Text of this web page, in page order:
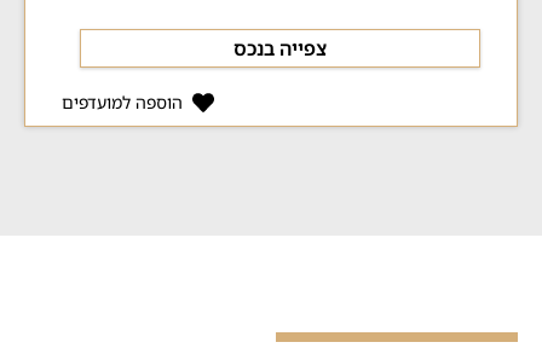
צפייה בנכס
הוספה למועדפים